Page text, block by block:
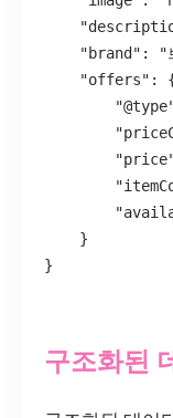
"brand": "
"offers":
    }
구조화된